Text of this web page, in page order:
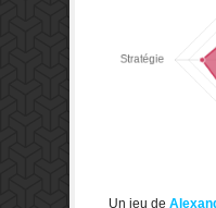
Un jeu de